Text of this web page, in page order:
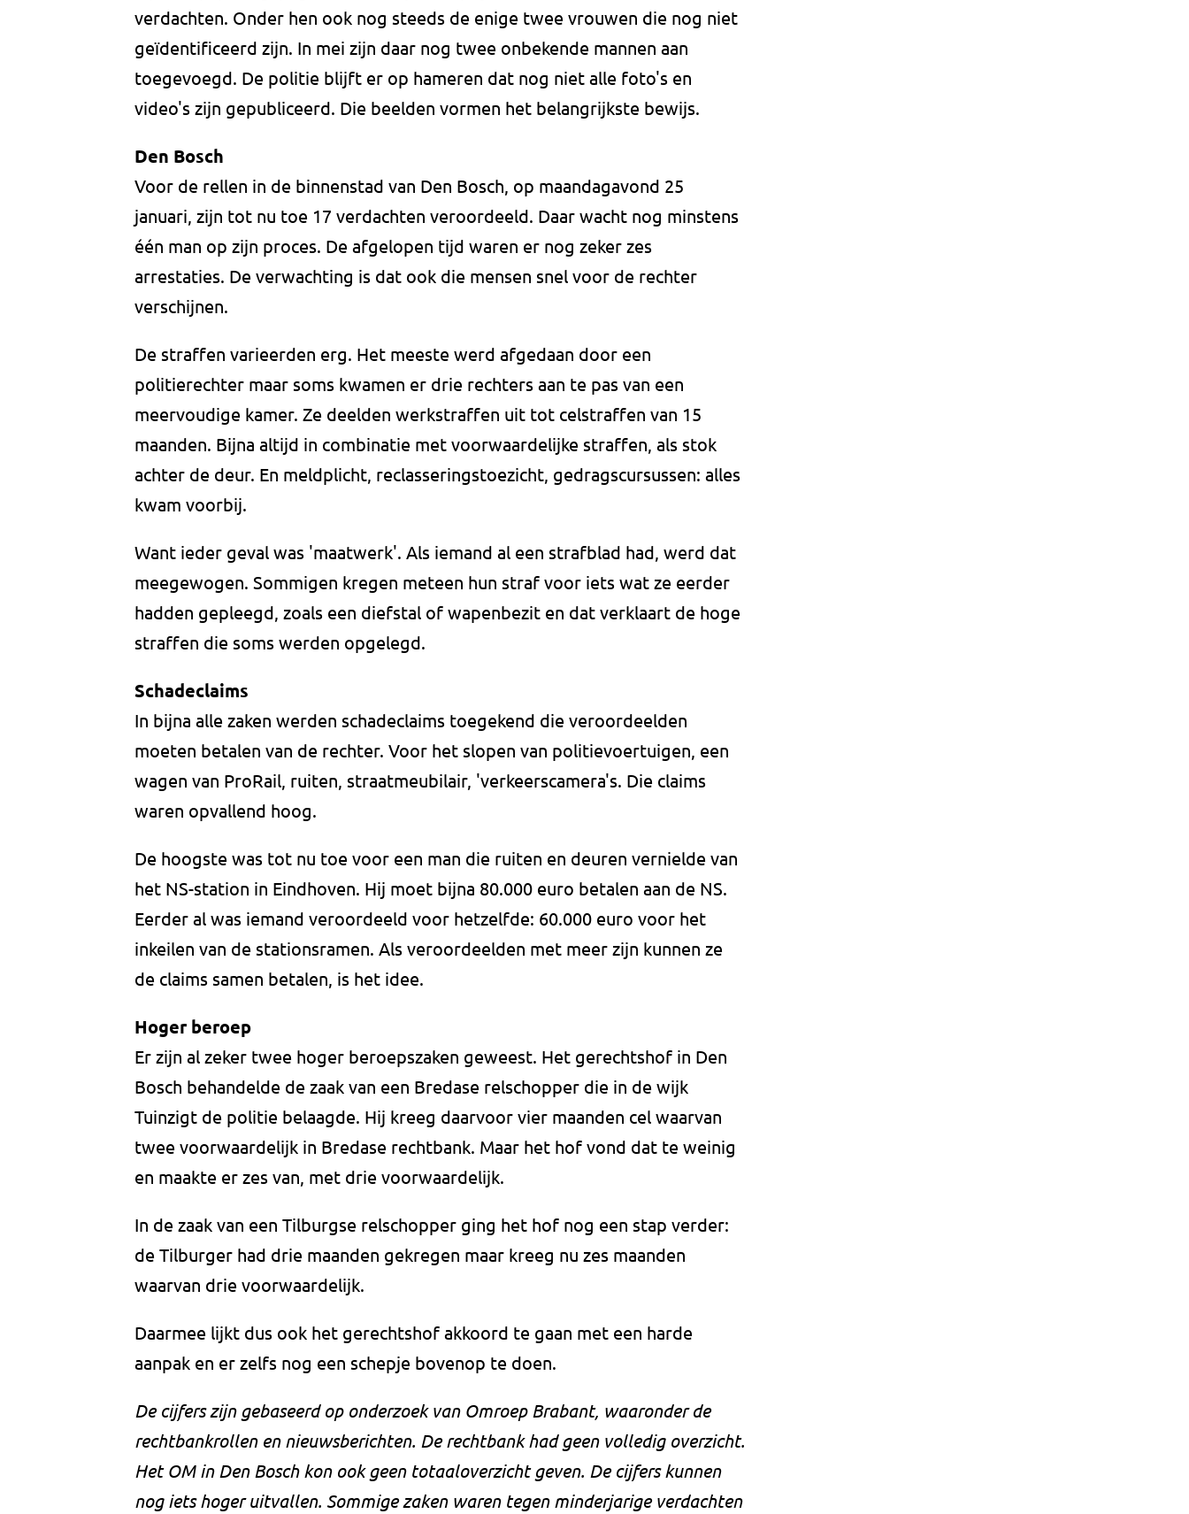
verdachten. Onder hen ook nog steeds de enige twee vrouwen die nog niet
geïdentificeerd zijn. In mei zijn daar nog twee onbekende mannen aan
toegevoegd. De politie blijft er op hameren dat nog niet alle foto's en
video's zijn gepubliceerd. Die beelden vormen het belangrijkste bewijs.
Den Bosch
Voor de rellen in de binnenstad van Den Bosch, op maandagavond 25
januari, zijn tot nu toe 17 verdachten veroordeeld. Daar wacht nog minstens
één man op zijn proces. De afgelopen tijd waren er nog zeker zes
arrestaties. De verwachting is dat ook die mensen snel voor de rechter
verschijnen.
De straffen varieerden erg. Het meeste werd afgedaan door een
politierechter maar soms kwamen er drie rechters aan te pas van een
meervoudige kamer. Ze deelden werkstraffen uit tot celstraffen van 15
maanden. Bijna altijd in combinatie met voorwaardelijke straffen, als stok
achter de deur. En meldplicht, reclasseringstoezicht, gedragscursussen: alles
kwam voorbij.
Want ieder geval was 'maatwerk'. Als iemand al een strafblad had, werd dat
meegewogen. Sommigen kregen meteen hun straf voor iets wat ze eerder
hadden gepleegd, zoals een diefstal of wapenbezit en dat verklaart de hoge
straffen die soms werden opgelegd.
Schadeclaims
In bijna alle zaken werden schadeclaims toegekend die veroordeelden
moeten betalen van de rechter. Voor het slopen van politievoertuigen, een
wagen van ProRail, ruiten, straatmeubilair, 'verkeerscamera's. Die claims
waren opvallend hoog.
De hoogste was tot nu toe voor een man die ruiten en deuren vernielde van
het NS-station in Eindhoven. Hij moet bijna 80.000 euro betalen aan de NS.
Eerder al was iemand veroordeeld voor hetzelfde: 60.000 euro voor het
inkeilen van de stationsramen. Als veroordeelden met meer zijn kunnen ze
de claims samen betalen, is het idee.
Hoger beroep
Er zijn al zeker twee hoger beroepszaken geweest. Het gerechtshof in Den
Bosch behandelde de zaak van een Bredase relschopper die in de wijk
Tuinzigt de politie belaagde. Hij kreeg daarvoor vier maanden cel waarvan
twee voorwaardelijk in Bredase rechtbank. Maar het hof vond dat te weinig
en maakte er zes van, met drie voorwaardelijk.
In de zaak van een Tilburgse relschopper ging het hof nog een stap verder:
de Tilburger had drie maanden gekregen maar kreeg nu zes maanden
waarvan drie voorwaardelijk.
Daarmee lijkt dus ook het gerechtshof akkoord te gaan met een harde
aanpak en er zelfs nog een schepje bovenop te doen.
De cijfers zijn gebaseerd op onderzoek van Omroep Brabant, waaronder de
rechtbankrollen en nieuwsberichten. De rechtbank had geen volledig overzicht.
Het OM in Den Bosch kon ook geen totaaloverzicht geven. De cijfers kunnen
nog iets hoger uitvallen. Sommige zaken waren tegen minderjarige verdachten